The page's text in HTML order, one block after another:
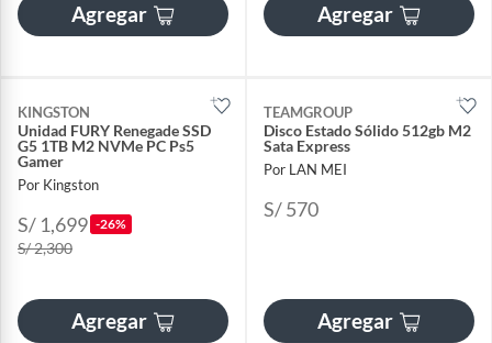
Agregar Agregar
KINGSTON
Unidad FURY Renegade SSD
G5 1TB M2 NVMe PC Ps5
Gamer
Por Kingston
S/ 1,699 -26%
S/ 2,300
Agregar
TEAMGROUP
Disco Estado Sólido 512gb M2
Sata Express
Por LAN MEI
S/ 570
Agregar